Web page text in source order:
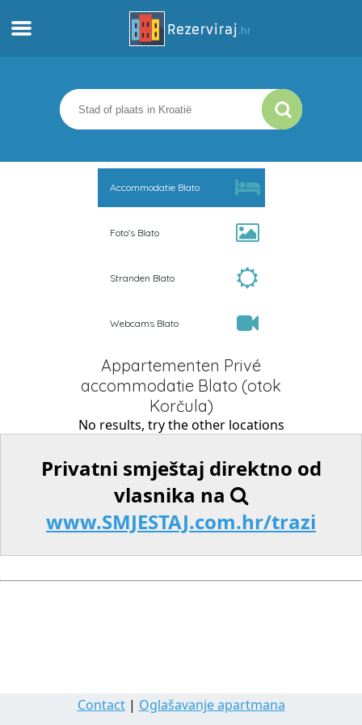
Appartementen
Toeristeninformatie
Accommodatie Blato
Foto's Blato
Stranden Blato
Webcams Blato
Appartementen Privé
accommodatie Blato (otok
Korčula)
No results, try the other locations
Privatni smještaj direktno od
vlasnika na
www.SMJESTAJ.com.hr/trazi
Contact| Oglašavanje apartmana